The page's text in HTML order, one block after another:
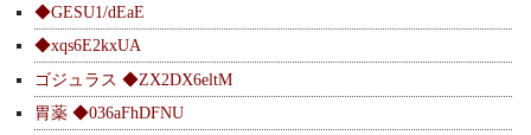
◆GESU1/dEaE
◆xqs6E2kxUA
ゴジュラス ◆ZX2DX6eltM
胃薬 ◆036aFhDFNU